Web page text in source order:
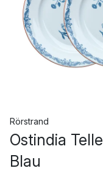
Rörstrand
Ostindia
Blau